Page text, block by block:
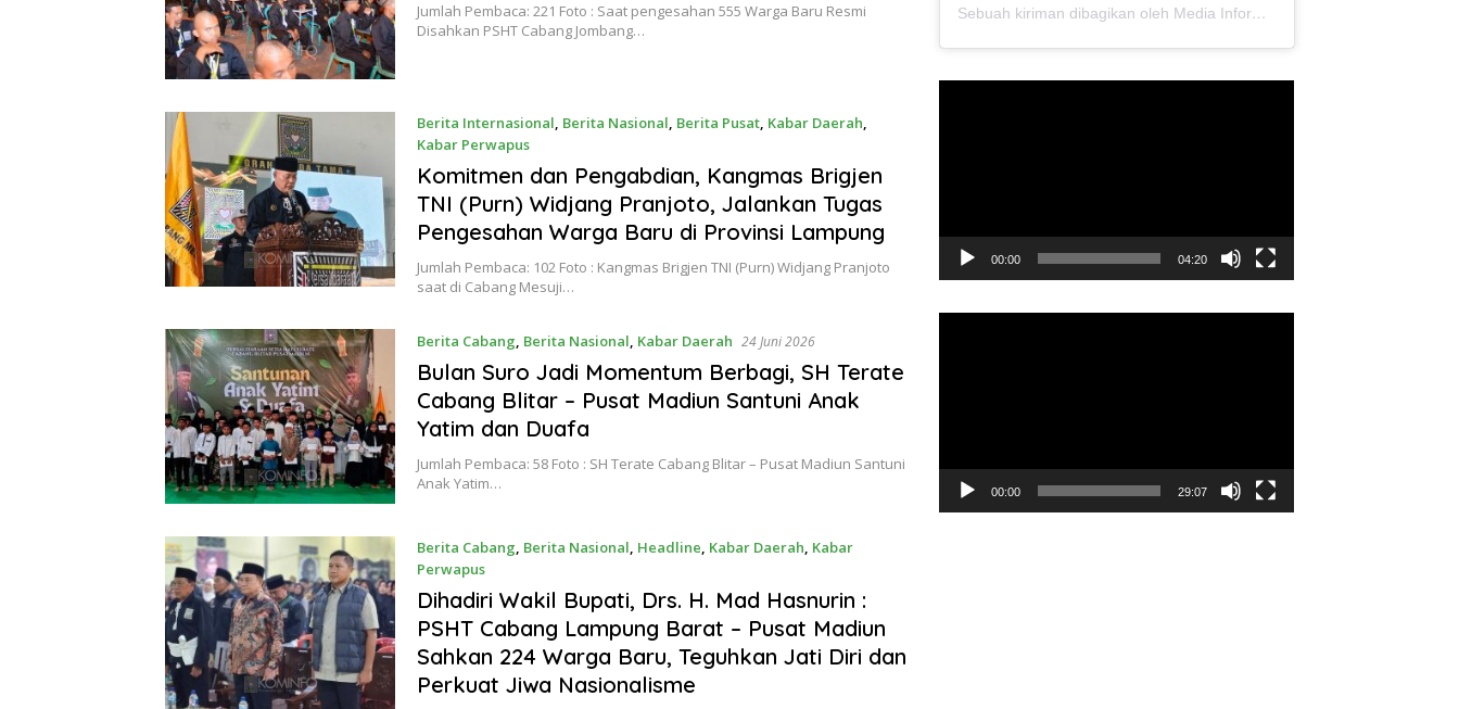
Jumlah Pembaca: 221 Foto : Saat pengesahan 555 Warga Baru Resmi
Disahkan PSHT Cabang Jombang…
Berita Internasional, Berita Nasional, Berita Pusat, Kabar Daerah,
Kabar Perwapus
24 Juni 2026
Komitmen dan Pengabdian, Kangmas Brigjen
TNI (Purn) Widjang Pranjoto, Jalankan Tugas
Pengesahan Warga Baru di Provinsi Lampung
Jumlah Pembaca: 102 Foto : Kangmas Brigjen TNI (Purn) Widjang Pranjoto
saat di Cabang Mesuji…
Berita Cabang, Berita Nasional, Kabar Daerah 24 Juni 2026
Bulan Suro Jadi Momentum Berbagi, SH Terate
Cabang Blitar – Pusat Madiun Santuni Anak
Yatim dan Duafa
Jumlah Pembaca: 58 Foto : SH Terate Cabang Blitar – Pusat Madiun Santuni
Anak Yatim…
Berita Cabang, Berita Nasional, Headline, Kabar Daerah, Kabar
Perwapus
21 Juni 2026
Dihadiri Wakil Bupati, Drs. H. Mad Hasnurin :
PSHT Cabang Lampung Barat – Pusat Madiun
Sahkan 224 Warga Baru, Teguhkan Jati Diri dan
Perkuat Jiwa Nasionalisme
Sebuah kiriman dibagikan oleh Media Informasi Dewan Pusat Persaudaraan Setia Hati Terate (@media.dewanpusat)
00:00 04:20
00:00 29:07